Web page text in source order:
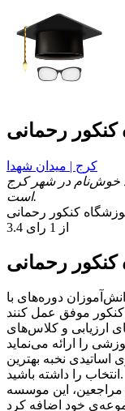
کنکور رحمانی
کرج | میدان شهدا
اساتید خوش‌نام در شهر کرج
است.
کنکور رحمانی
3.4 از 1 رای
کنکور رحمانی
مرکز برای دانش‌آموزان دوره‌های با
ارزیابی و کلاس‌های
نخبه بهترین
انتخاب را داشته باشید.
مراجعین، این موسسه